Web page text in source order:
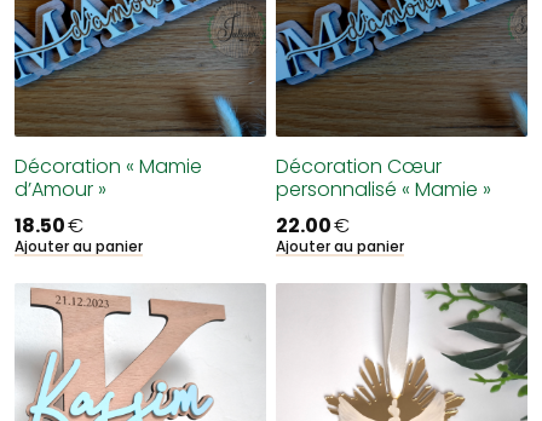
Décoration « Mamie
d’Amour »
18.50€
Ajouter au panier
Décoration Cœur
personnalisé « Mamie »
22.00€
Ajouter au panier